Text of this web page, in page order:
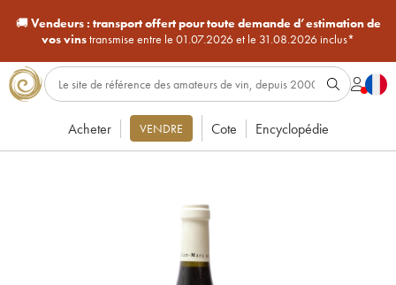
🚚Vendeurs : transport offert pour toute demande d’estimation de
vos vinstransmise entre le 01.07.2026 et le 31.08.2026 inclus*
Acheter VENDRE Cote Encyclopédie